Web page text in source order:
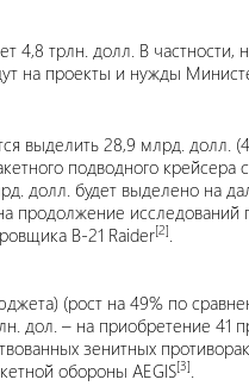
4,8 трлн. долл. В частности,
на проекты и нужды
выделить 28,9 млрд. долл.
подводного крейсера
долл. будет выделено на
продолжение
B-21 Raider[2].
(рост на 49% по
дол. – на приобретение 41
зенитных
обороны AEGIS[3].